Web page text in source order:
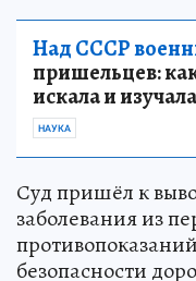
Над СССР
пришельцев:
искала и
НАУКА
Суд пришёл к
заболевания из
безопасности